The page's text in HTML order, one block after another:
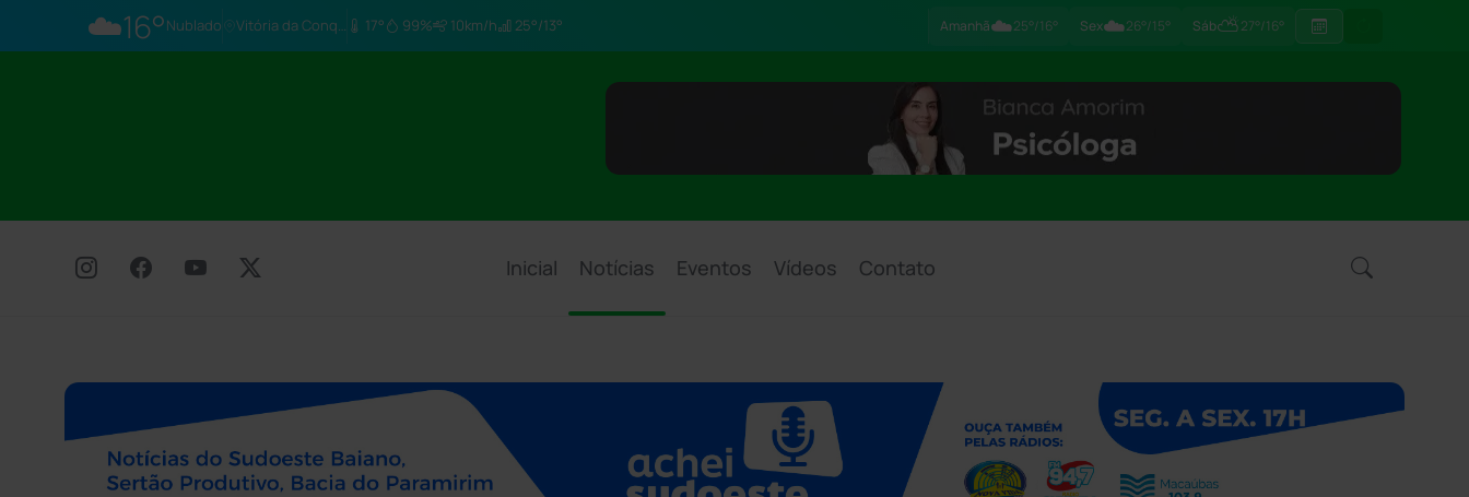
☁️16°Nublado Vitória da Conq… 17° 99% 10km/h 25°/13° Amanhã☁️25°/16° Sex☁️26°/15° Sáb⛅27°/16°
Inicial Notícias Eventos Vídeos Contato